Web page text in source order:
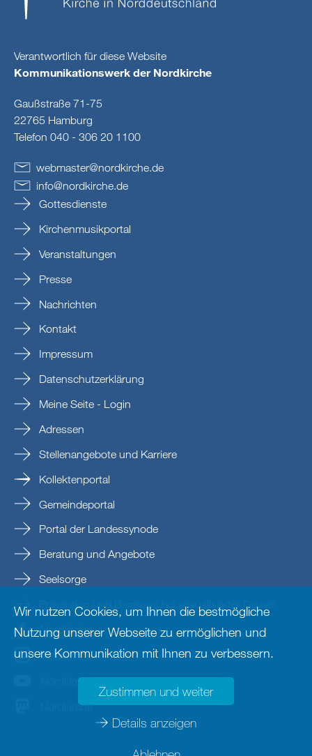
Verantwortlich für diese Website
Kommunikationswerk der Nordkirche
Gaußstraße 71-75
22765 Hamburg
Telefon 040 - 306 20 1100
webmaster@nordkirche.de
info@nordkirche.de
Gottesdienste
Kirchenmusikportal
Veranstaltungen
Presse
Nachrichten
Kontakt
Impressum
Datenschutzerklärung
Meine Seite - Login
Adressen
Stellenangebote und Karriere
Kollektenportal
Gemeindeportal
Portal der Landessynode
Beratung und Angebote
Seelsorge
Prävention und Beratung bei sexualisierter Gewalt
Nordkirche
nordkirche
Nordkirche
Nordkirche
Wir nutzen Cookies, um Ihnen die bestmögliche
Nutzung unserer Webseite zu ermöglichen und
unsere Kommunikation mit Ihnen zu verbessern.
Zustimmen und weiter
Details anzeigen